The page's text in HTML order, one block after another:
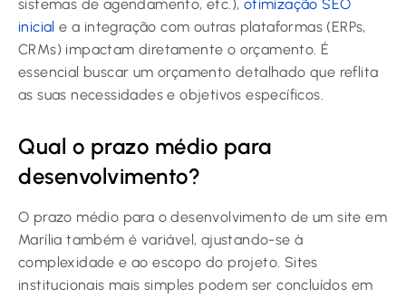
sistemas de agendamento, etc.), otimização SEO
inicial e a integração com outras plataformas (ERPs,
CRMs) impactam diretamente o orçamento. É
essencial buscar um orçamento detalhado que reflita
as suas necessidades e objetivos específicos.
Qual o prazo médio para
desenvolvimento?
O prazo médio para o desenvolvimento de um site em
Marília também é variável, ajustando-se à
complexidade e ao escopo do projeto. Sites
institucionais mais simples podem ser concluídos em